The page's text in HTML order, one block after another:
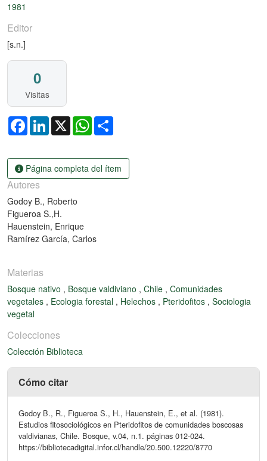
1981
Editor
[s.n.]
0
Visitas
FacebookLinkedIn
X WhatsApp
Página completa del ítem
Autores
Godoy B., Roberto
Figueroa S.,H.
Hauenstein, Enrique
Ramírez García, Carlos
Materias
Bosque nativo , Bosque valdiviano , Chile , Comunidades
vegetales , Ecologia forestal , Helechos , Pteridofitos , Sociologia
vegetal
Colecciones
Colección Biblioteca
Cómo citar
Godoy B., R., Figueroa S., H., Hauenstein, E., et al. (1981).
Estudios fitosociológicos en Pteridofitos de comunidades boscosas
valdivianas, Chile. Bosque, v.04, n.1. páginas 012-024.
https://bibliotecadigital.infor.cl/handle/20.500.12220/8770